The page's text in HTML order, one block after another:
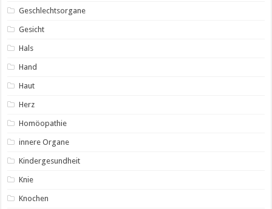
Geschlechtsorgane
Gesicht
Hals
Hand
Haut
Herz
Homöopathie
innere Organe
Kindergesundheit
Knie
Knochen